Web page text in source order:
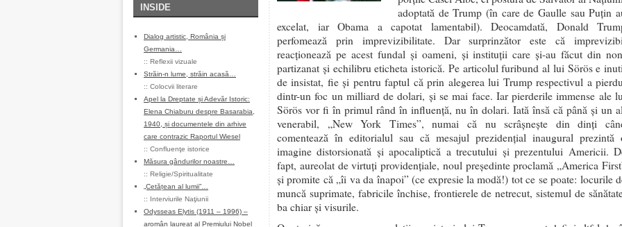
INSIDE
Dialog artistic, România și
Germania…
:: Reflexii vizuale
Străin-n lume, străin acasă…
:: Colocvii literare
Apel la Dreptate și Adevăr Istoric:
Elena Chiaburu despre Basarabia,
1940, și documentele din arhive
care contrazic Raportul Wiesel
:: Confluenţe istorice
Măsura gândurilor noastre…
:: Religie/Spiritualitate
„Cetățean al lumii”…
:: Interviurile Naţiunii
Odysseas Elytis (1911 – 1996) –
aromân laureat al Premiului Nobel
adoptată de Trump (în care de Gaulle sau Puţin
excelat, iar Obama a capotat lamentabil). Deocamdată, Donald
perfomează prin imprevizibilitate. Dar surprinzător este că
reacţionează pe acest fundal şi oameni, şi instituţii care şi-au făcut din
partizanat şi echilibru eticheta istorică. Pe articolul furibund al lui Sörös e
de insistat, fie şi pentru faptul că prin alegerea lui Trump respectivul a
dintr-un foc un milliard de dolari, şi se mai face. Iar pierderile immense ale
Sörös vor fi în primul rând în influenţă, nu în dolari. Iată însă că până şi un
venerabil, „New York Times”, numai că nu scrâşneşte din dinţi
comentează în editorialul sau că mesajul prezidenţial inaugural prezintă
imagine distorsionată şi apocaliptică a trecutului şi prezentului Americii.
fapt, aureolat de virtuţi providenţiale, noul preşedinte proclamă „America
şi promite că „îi va da înapoi” (ce expresie la modă!) tot ce se poate: locurile
muncă suprimate, fabricile închise, frontierele de netrecut, sistemul de
ba chiar şi visurile.